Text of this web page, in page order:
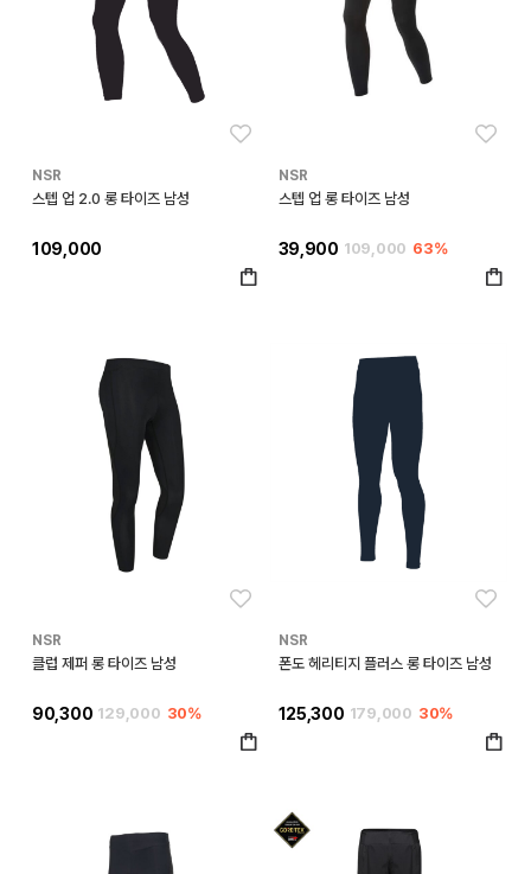
NSR
스텝 업 2.0 롱 타이즈 남성
109,000
NSR
스텝 업 롱 타이즈 남성
39,900 109,000 63%
NSR
클럽 제퍼 롱 타이즈 남성
90,300 129,000 30%
NSR
폰도 헤리티지 플러스 롱 타이즈 남성
125,300 179,000 30%